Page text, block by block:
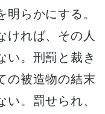
らかにする。
ければ、その人
い。刑罰と裁き
の被造物の結末
。罰せられ、